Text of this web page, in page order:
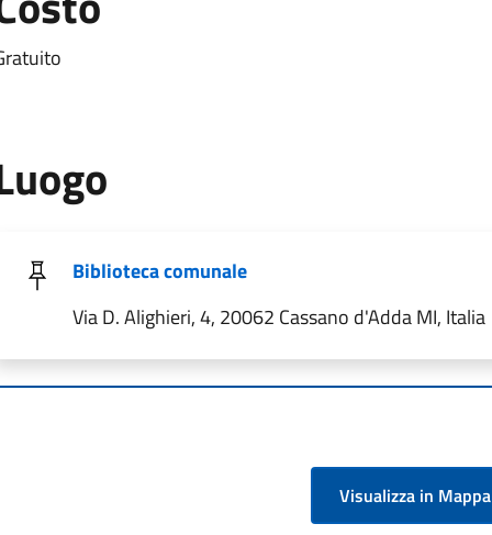
Biblioteca comunale
Via D. Alighieri, 4, 20062 Cassano d'Adda MI, Italia
Visualizza in Mappa